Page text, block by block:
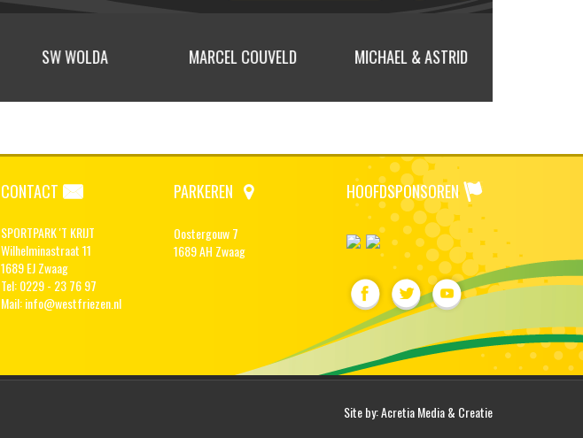
SW WOLDA MARCEL COUVELD MICHAEL & ASTRID
CONTACT
SPORTPARK 'T KRIJT
Wilhelminastraat 11
1689 EJ Zwaag
Tel: 0229 - 23 76 97
Mail:info@westfriezen.nl
PARKEREN
Oostergouw 7
1689 AH Zwaag
HOOFDSPONSOREN
Site by:Acretia Media & Creatie